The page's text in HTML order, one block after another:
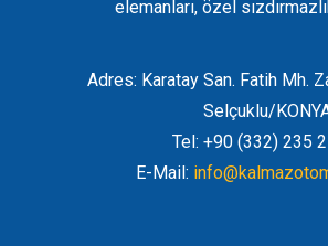
elemanları, özel
Adres: Karatay San. Fatih Mh.
Selçuklu/
Tel: +90 (332) 235
E-Mail: